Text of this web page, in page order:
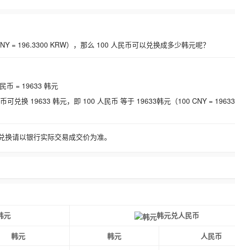
= 196.3300 KRW），那么 100 人民币可以兑换成多少韩元呢？
币 = 19633 韩元
可兑换 19633 韩元，即 100 人民币 等于 19633韩元（100 CNY = 19633
请以银行实际交易成交价为准。
元 韩元兑人民币
韩元 韩元
人民币